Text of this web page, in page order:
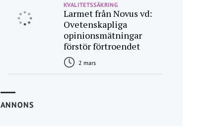
KVALITETSSÄKRING
Larmet från Novus vd:
Ovetenskapliga
opinionsmätningar
förstör förtroendet
2 mars
ANNONS